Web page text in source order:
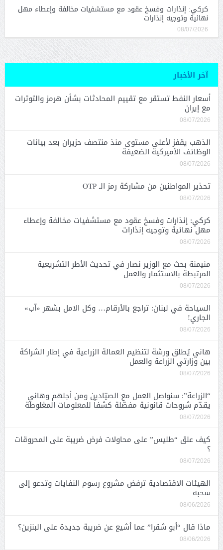
كركي: إنذارات وفسخ عقود مع مستشفيات مخالفة وإعطاء مهل
نهائية وتوجيه إنذارات
08/07/2026
آخر الأخبار
أسعار النفط تستقر مع تقييم المحادثات بشأن هرمز والتوترات
مع إيران
08/07/2026
الذهب يقفز لأعلى مستوى منذ منتصف حزيران بعد بيانات
الوظائف الأميركية الضعيفة
08/07/2026
تحذير المواطنين من مشاركة رمز الـ OTP
08/07/2026
كركي: إنذارات وفسخ عقود مع مستشفيات مخالفة وإعطاء
مهل نهائية وتوجيه إنذارات
08/07/2026
منيمنة بحث مع الوزير نصار في تحديث الأطر التشريعية
المرتبطة بالاستثمار والعمل
08/07/2026
السياحة في لبنان: تراجع بالأرقام… وكل الامل بشهر «آب»
الجاري!
08/07/2026
هاني يُطلق ورشة لتنظيم العمالة الزراعية في إطار الشراكة
بين وزارتي الزراعة والعمل
08/07/2026
“الزراعة”: سنواصل العمل مع الصيّادين ومن أجلهم وهاني
يقدّم شروحات قانونية مفصّلة كشفاً للمعلومات المغلوطة
08/07/2026
كيف علق “طليس” على محاولات فرض ضريبة على المحروقات
؟
08/07/2026
الهيئات الاقتصادية ترفض مشروع رسوم النفايات وتدعو إلى
سحبه
08/06/2026
ماذا قال “أبو شقرا” عما أشيع عن ضريبة جديدة على البنزين؟
08/06/2026